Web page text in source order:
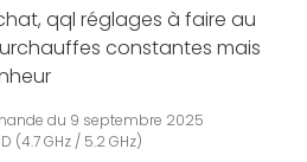
qql réglages à faire au
constantes mais
du 9 septembre 2025
(4.7 GHz / 5.2 GHz)